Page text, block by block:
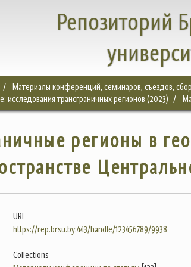
Репозиторий
Материалы конференций, семинаров, съездов,
исследования трансграничных регионов (2023)
регионы в
URI
https://rep.brsu.by:443/handle/123456789/9938
Collections